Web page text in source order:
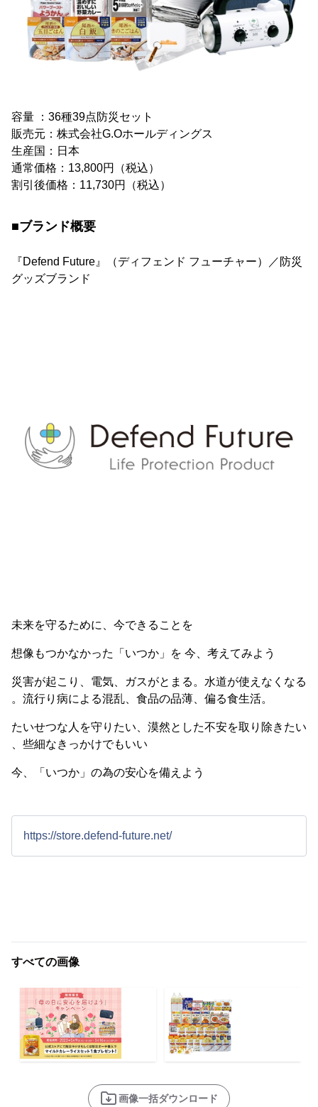
容量 ：36種39点防災セット
販売元：株式会社G.Oホールディングス
生産国：日本
通常価格：13,800円（税込）
割引後価格：11,730円（税込）
■ブランド概要
『Defend Future』（ディフェンド フューチャー）／防災
グッズブランド
未来を守るために、今できることを
想像もつかなかった「いつか」を 今、考えてみよう
災害が起こり、電気、ガスがとまる。水道が使えなくなる
。流行り病による混乱、食品の品薄、偏る食生活。
たいせつな人を守りたい、漠然とした不安を取り除きたい
、些細なきっかけでもいい
今、「いつか」の為の安心を備えよう
https://store.defend-future.net/
すべての画像
画像一括ダウンロード